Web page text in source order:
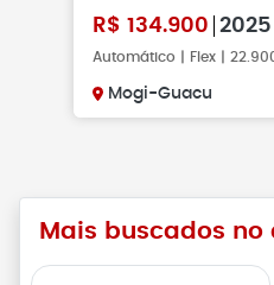
R$ 134.900 2025
Automático | Flex |
Mogi-Guacu
Mais buscados no